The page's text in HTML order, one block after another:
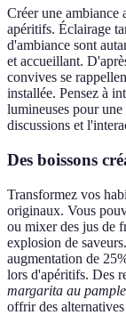
Créer une ambiance
apéritifs. Éclairage
d'ambiance sont
et accueillant.
convives se
installée. Pensez à
lumineuses pour
discussions et
Des boissons
Transformez vos
originaux. Vous
ou mixer des jus de
explosion de
augmentation de
lors d'apéritifs. Des
margarita au
offrir des